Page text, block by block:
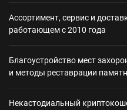
Ассортимент, сервис и
работающем с 2010 года
Благоустройство мест
и методы реставрации
Некастодиальный